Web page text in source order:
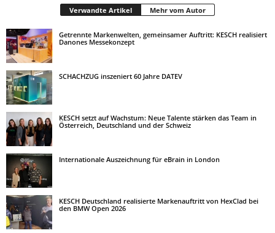
Verwandte Artikel Mehr vom Autor
Getrennte Markenwelten, gemeinsamer Auftritt: KESCH realisiert
Danones Messekonzept
SCHACHZUG inszeniert 60 Jahre DATEV
KESCH setzt auf Wachstum: Neue Talente stärken das Team in
Österreich, Deutschland und der Schweiz
Internationale Auszeichnung für eBrain in London
KESCH Deutschland realisierte Markenauftritt von HexClad bei
den BMW Open 2026